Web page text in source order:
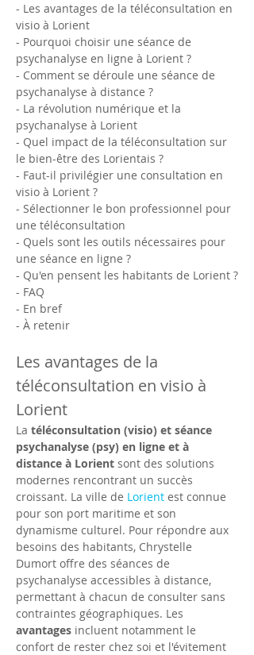
- Les avantages de la téléconsultation en
visio à Lorient
- Pourquoi choisir une séance de
psychanalyse en ligne à Lorient ?
- Comment se déroule une séance de
psychanalyse à distance ?
- La révolution numérique et la
psychanalyse à Lorient
- Quel impact de la téléconsultation sur
le bien-être des Lorientais ?
- Faut-il privilégier une consultation en
visio à Lorient ?
- Sélectionner le bon professionnel pour
une téléconsultation
- Quels sont les outils nécessaires pour
une séance en ligne ?
- Qu'en pensent les habitants de Lorient ?
- FAQ
- En bref
- À retenir
Les avantages de la
téléconsultation en visio à
Lorient
La téléconsultation (visio) et séance
psychanalyse (psy) en ligne et à
distance à Lorient sont des solutions
modernes rencontrant un succès
croissant. La ville de Lorient est connue
pour son port maritime et son
dynamisme culturel. Pour répondre aux
besoins des habitants, Chrystelle
Dumort offre des séances de
psychanalyse accessibles à distance,
permettant à chacun de consulter sans
contraintes géographiques. Les
avantages incluent notamment le
confort de rester chez soi et l'évitement